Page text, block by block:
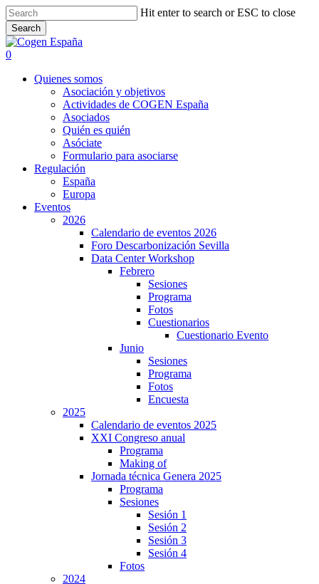
Skip
to
main
content
Hit enter to search or ESC to close
Search
Close
Search
search
0
Quienes somos
Asociación y objetivos
Actividades de COGEN España
Asociados
Quién es quién
Asóciate
Formulario para asociarse
Regulación
España
Europa
Eventos
2026
Calendario de eventos 2026
Foro Descarbonización Sevilla
Data Center Workshop
Febrero
Sesiones
Programa
Fotos
Cuestionarios
Cuestionario Evento
Junio
Sesiones
Programa
Fotos
Encuesta
2025
Calendario de eventos 2025
XXI Congreso anual
Programa
Making of
Jornada técnica Genera 2025
Programa
Sesiones
Sesión 1
Sesión 2
Sesión 3
Sesión 4
Fotos
2024